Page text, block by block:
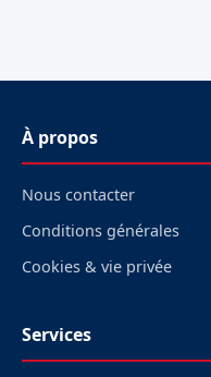
À propos
Nous contacter
Conditions générales
Cookies & vie privée
Services